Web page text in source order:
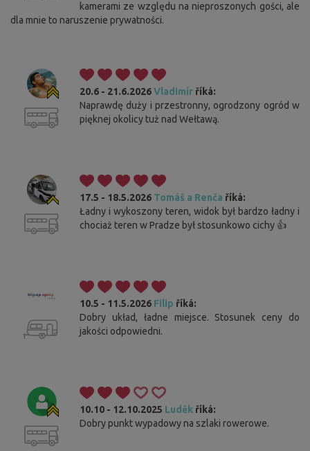
kamerami ze względu na nieproszonych gości, ale
dla mnie to naruszenie prywatności.
20.6 - 21.6.2026Vladimír říká:
Naprawdę duży i przestronny, ogrodzony ogród w
pięknej okolicy tuż nad Wełtawą.
17.5 - 18.5.2026 Tomáš a Renča říká:
Ładny i wykoszony teren, widok był bardzo ładny i
chociaż teren w Pradze był stosunkowo cichy 👍
10.5 - 11.5.2026 Filip říká:
Dobry układ, ładne miejsce. Stosunek ceny do
jakości odpowiedni.
10.10 - 12.10.2025 Luděk říká:
Dobry punkt wypadowy na szlaki rowerowe.